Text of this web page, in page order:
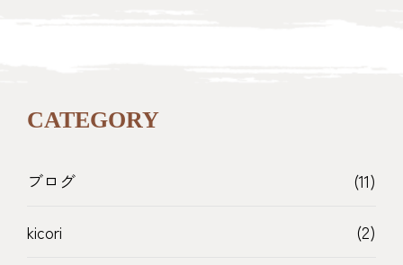
CATEGORY
ブログ (11)
kicori (2)